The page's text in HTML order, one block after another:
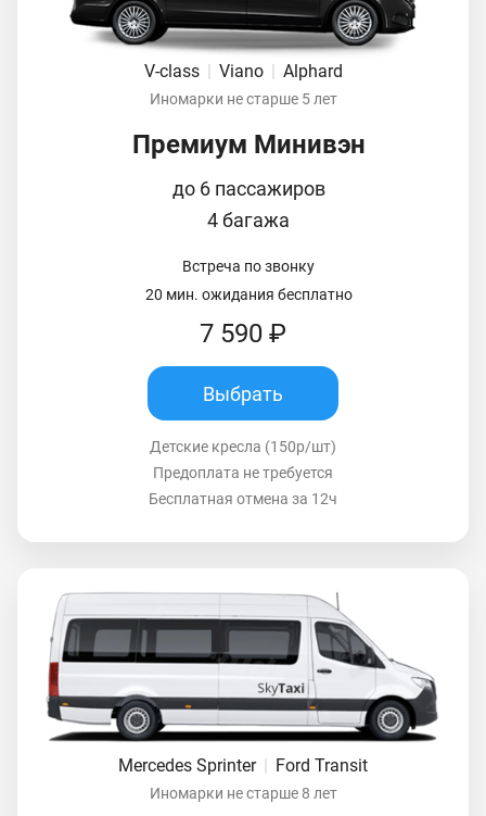
V-class Viano Alphard
Иномарки не старше 5 лет
Премиум Минивэн
до 6 пассажиров
4 багажа
Встреча по звонку
20 мин. ожидания бесплатно
7 590 ₽
Выбрать
Детские кресла (150р/шт)
Предоплата не требуется
Бесплатная отмена за 12ч
Mercedes Sprinter | Ford Transit
Иномарки не старше 8 лет